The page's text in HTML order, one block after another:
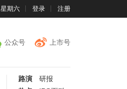
星期六 登录 注册
公众号 上市号
路演
研报